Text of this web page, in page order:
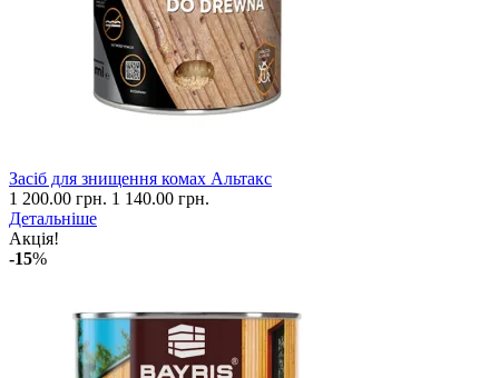
Засіб для знищення комах Альтакс
1 200.00 грн. 1 140.00 грн.
Детальніше
Акція!
-15%